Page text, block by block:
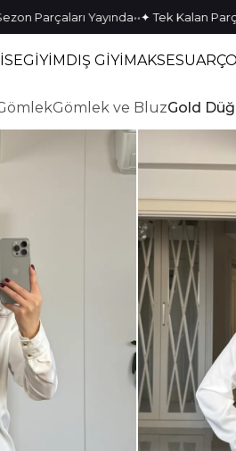
Yayında••✦ Tek Kalan
GİYİMDIŞ GİYİMAKSESUAR
Gömlek ve BluzGold